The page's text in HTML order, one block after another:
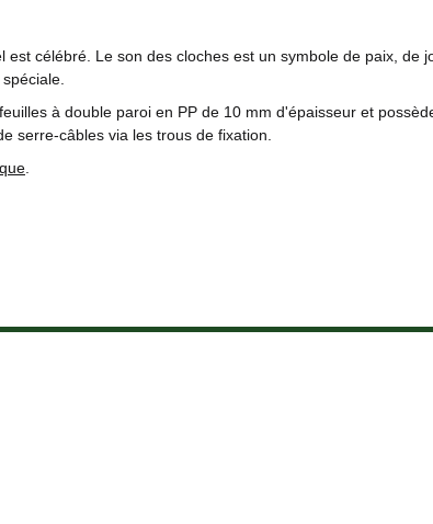
célébré. Le son des cloches est un symbole de paix, de
à double paroi en PP de 10 mm d'épaisseur et
serre-câbles via les trous de fixation.